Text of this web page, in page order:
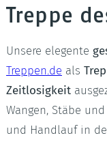
Treppe
Unsere elegente
Treppen.de als
Zeitlosigkeit
Wangen, Stäbe
und Handlauf in